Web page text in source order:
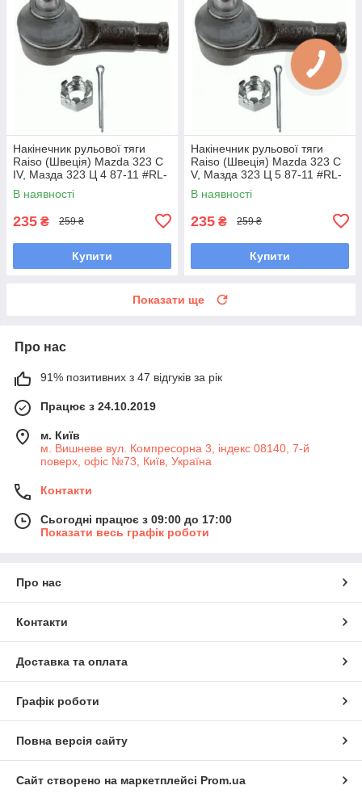
Накінечник рульової тяги
Raiso (Швеція) Mazda 323 C
IV, Мазда 323 Ц 4 87-11 #RL-
232280M UAVIMGB7
В наявності
235 ₴ 259 ₴
Купити
Накінечник рульової тяги
Raiso (Швеція) Mazda 323 C
V, Мазда 323 Ц 5 87-11 #RL-
232280M UAJBYUV7
В наявності
235 ₴ 259 ₴
Купити
Показати ще
Про нас
91% позитивних з 47 відгуків за рік
Працює з 24.10.2019
м. Київ
м. Вишневе вул. Компресорна 3, індекс 08140, 7-й
поверх, офіс №73, Київ, Україна
Контакти
Сьогодні працює з 09:00 до 17:00
Показати весь графік роботи
Про нас
Контакти
Доставка та оплата
Графік роботи
Повна версія сайту
Сайт створено на маркетплейсі Prom.ua